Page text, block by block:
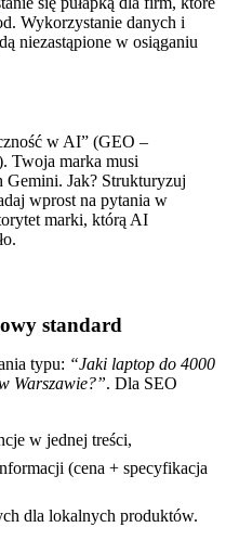
Wykorzystanie danych i
niezastąpione w osiąganiu
w AI” (GEO –
Twoja marka musi
Gemini. Jak? Strukturyzuj
wprost na pytania w
marki, którą AI
standard
typu: “Jaki laptop do 4000
Warszawie?”. Dla SEO
w jednej treści,
(cena + specyfikacja
dla lokalnych produktów.